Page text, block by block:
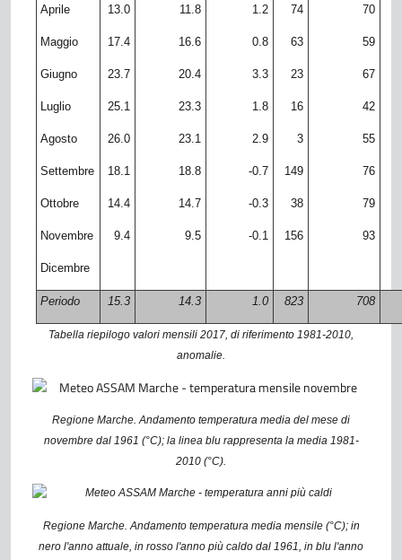
Aprile 13.0 11.8 1.2 74 70
Maggio 17.4 16.6 0.8 63 59
Giugno 23.7 20.4 3.3 23 67
Luglio 25.1 23.3 1.8 16 42
Agosto 26.0 23.1 2.9 3 55
Settembre 18.1 18.8 -0.7 149 76
Ottobre 14.4 14.7 -0.3 38 79
Novembre 9.4 9.5 -0.1 156 93
Dicembre
Periodo 15.3 14.3 1.0 823 708
Tabella riepilogo valori mensili 2017, di riferimento 1981-2010,
anomalie.
Regione Marche. Andamento temperatura media del mese di
novembre dal 1961 (°C); la linea blu rappresenta la media 1981-
2010 (°C).
Regione Marche. Andamento temperatura media mensile (°C); in
nero l'anno attuale, in rosso l'anno più caldo dal 1961, in blu l'anno